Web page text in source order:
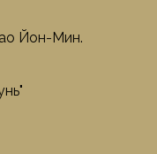
Йон-Мин.